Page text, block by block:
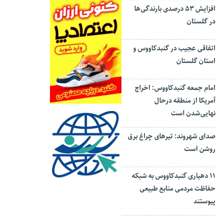
افزایش ۵۳ درصدی بارندگی‌ها
در گلستان
اتفاقی عجیب در‌ گنبدکاووس و
استان گلستان
امام جمعه گنبدکاووس: اخراج
آمریکا از منطقه درحال
نهایی‌شدن است
صدای شهروند: تیرهای چراغ برق
روشن است
۱۱ دهیاری گنبدکاووس به شبکه
حفاظت مردمی منابع طبیعی
پیوستند